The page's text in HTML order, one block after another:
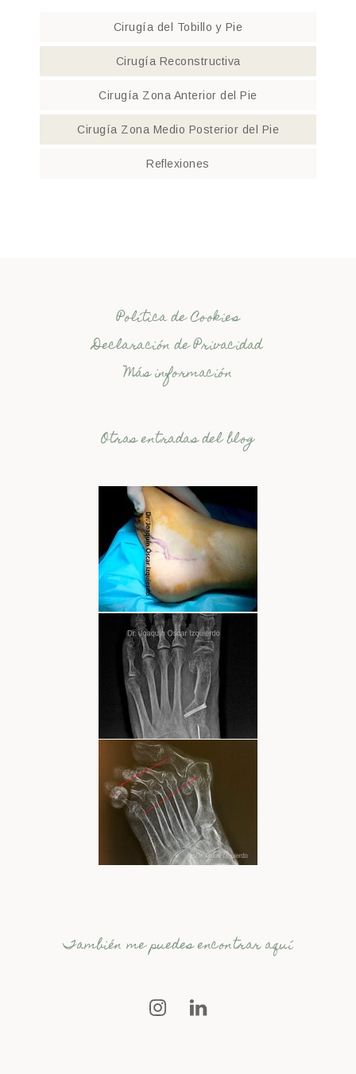
Cirugía del Tobillo y Pie
Cirugía Reconstructiva
Cirugía Zona Anterior del Pie
Cirugía Zona Medio Posterior del Pie
Reflexiones
Política de Cookies
Declaración de Privacidad
Más información
Otras entradas del blog
También me puedes encontrar aquí